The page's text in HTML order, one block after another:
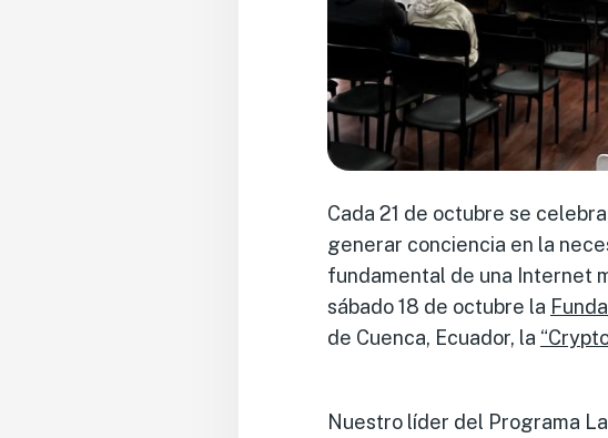
Cada 21 de octubre se
generar conciencia en la
fundamental de una Internet
sábado 18 de octubre la
de Cuenca, Ecuador, la
Nuestro líder del Programa